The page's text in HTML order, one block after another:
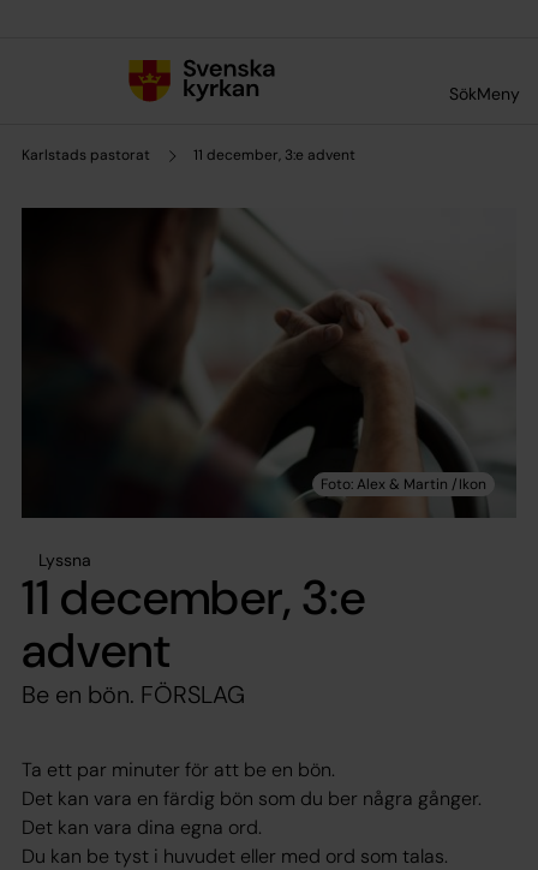
SökMeny
Karlstads pastorat 11 december, 3:e advent
Lyssna
11 december, 3:e
advent
Be en bön. FÖRSLAG
Ta ett par minuter för att be en bön.
Det kan vara en färdig bön som du ber några gånger.
Det kan vara dina egna ord.
Du kan be tyst i huvudet eller med ord som talas.